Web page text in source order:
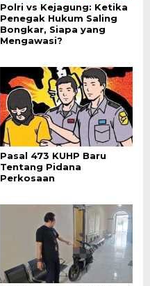
Polri vs Kejagung: Ketika
Penegak Hukum Saling
Bongkar, Siapa yang
Mengawasi?
Pasal 473 KUHP Baru
Tentang Pidana
Perkosaan